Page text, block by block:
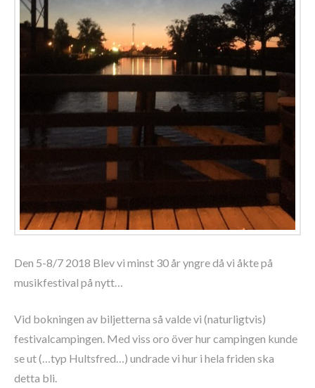
Den 5-8/7 2018 Blev vi minst 30 år yngre då vi åkte på
musikfestival på nytt…
Vid bokningen av biljetterna så valde vi (naturligtvis)
festivalcampingen. Med viss oro över hur campingen kunde
se ut (…typ Hultsfred…) undrade vi hur i hela friden ska
detta bli.